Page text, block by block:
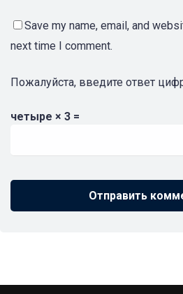
Save my name, email, and
next time I comment.
Пожалуйста, введите ответ
четыре × 3 =